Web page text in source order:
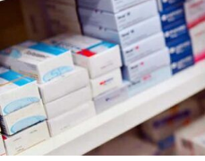
Joaquín Larraburu